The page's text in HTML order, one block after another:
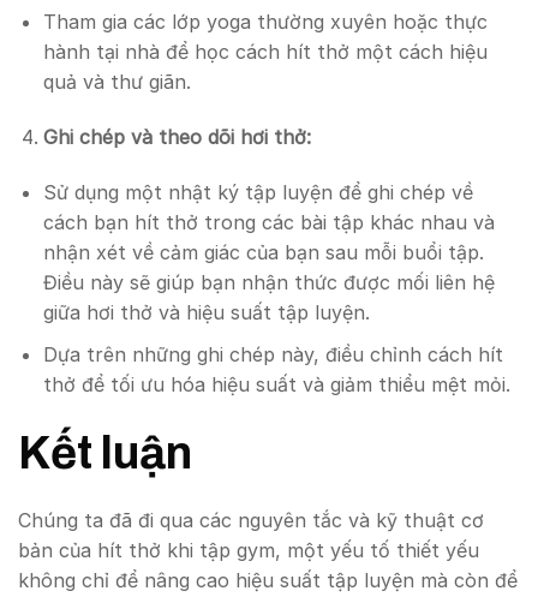
Tham gia các lớp yoga thường xuyên hoặc thực
hành tại nhà để học cách hít thở một cách hiệu
quả và thư giãn.
Ghi chép và theo dõi hơi thở:
Sử dụng một nhật ký tập luyện để ghi chép về
cách bạn hít thở trong các bài tập khác nhau và
nhận xét về cảm giác của bạn sau mỗi buổi tập.
Điều này sẽ giúp bạn nhận thức được mối liên hệ
giữa hơi thở và hiệu suất tập luyện.
Dựa trên những ghi chép này, điều chỉnh cách hít
thở để tối ưu hóa hiệu suất và giảm thiểu mệt mỏi.
Kết luận
Chúng ta đã đi qua các nguyên tắc và kỹ thuật cơ
bản của hít thở khi tập gym, một yếu tố thiết yếu
không chỉ để nâng cao hiệu suất tập luyện mà còn để